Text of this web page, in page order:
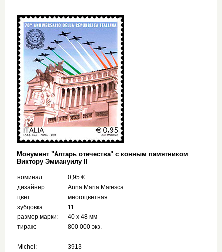
Монумент "Алтарь отечества" с конным памятником
Виктору Эммануилу II
номинал:
0,95 €
дизайнер:
Anna Maria Maresca
цвет:
многоцветная
зубцовка:
11
размер марки:
40 х 48 мм
тираж:
800 000 экз.
Michel: 3913